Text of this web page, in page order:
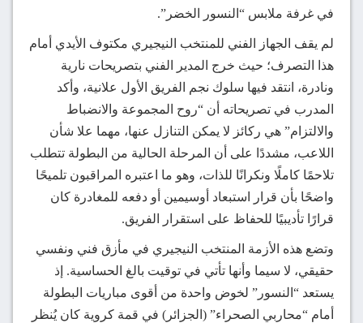
في غرفة ملابس “النسور الخضر”.
لم يقف الجهاز الفني للمنتخب النيجيري مكتوف الأيدي أمام
هذا التصرف؛ حيث خرج المدير الفني بتصريحات نارية
ونادرة، انتقد فيها سلوك نجم الفريق الأول علانية، وأكد
المدرب في تصريحاته أن “روح المجموعة والانضباط
والالتزام” هي ركائز لا يمكن التنازل عنها، مهما علا شأن
اللاعب، مشددًا على أن المرحلة الحالية من البطولة تتطلب
تلاحمًا كاملًا ونكرانًا للذات، وهو ما اعتبره المراقبون تلميحًا
واضحًا بأن قرار استبعاد أوسيمين أو دفعه للمغادرة كان
قرارًا تأديبيًا للحفاظ على استقرار الفريق.
وتضع هذه الأزمة المنتخب النيجيري في مأزق فني ونفسي
حقيقي، لا سيما وأنها تأتي في توقيت بالغ الحساسية. إذ
يستعد “النسور” لخوض واحدة من أقوى مباريات البطولة
أمام “محاربي الصحراء” (الجزائر) في قمة كروية كان يُنظر